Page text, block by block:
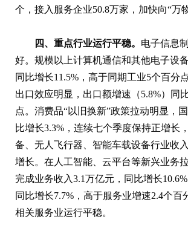
个，接入服务企业50.8万家，加快向“万
四、重点行业运行平稳。 电子信息
好。规模以上计算机通信和其他电子设
同比增长11.5%，高于同期工业5个百分
出口效应明显，出口额增速（5.8%）同
点。消费品“以旧换新”政策拉动明显，
比增长3.3%，连续七个季度保持正增长
备、无人飞行器、智能车载设备行业收
增长。在人工智能、云平台等新兴业务
完成业务收入3.1万亿元，同比增长
同比增长7.7%，高于服务业增速2.4个百
相关服务业运行平稳。